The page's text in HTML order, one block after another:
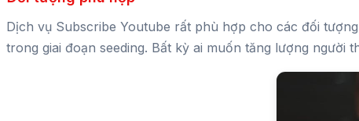
Đối tượng phù hợp
Dịch vụ Subscribe Youtube rất phù hợp cho các đối
trong giai đoạn seeding. Bất kỳ ai muốn tăng lượng